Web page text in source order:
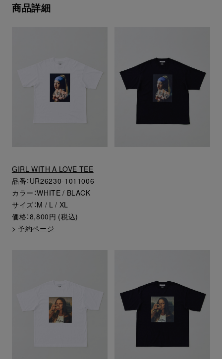
商品詳細
GIRL WITH A LOVE TEE
品番：UR26230-1011006
カラー：WHITE / BLACK
サイズ：M / L / XL
価格：8,800円 (税込)
>予約ページ